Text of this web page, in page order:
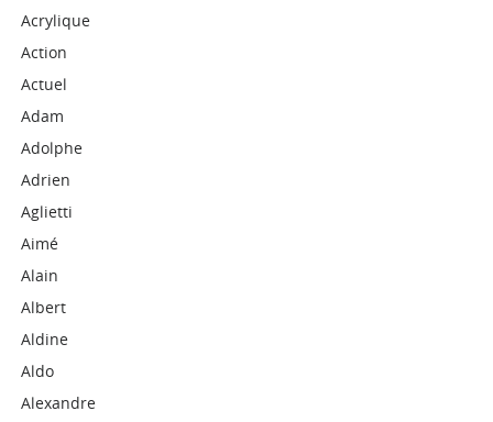
Acrylique
Action
Actuel
Adam
Adolphe
Adrien
Aglietti
Aimé
Alain
Albert
Aldine
Aldo
Alexandre